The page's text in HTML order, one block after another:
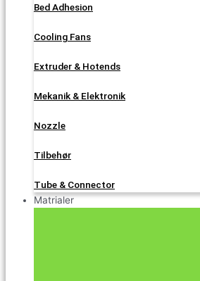
Bed Adhesion
Cooling Fans
Extruder & Hotends
Mekanik & Elektronik
Nozzle
Tilbehør
Tube & Connector
Matrialer